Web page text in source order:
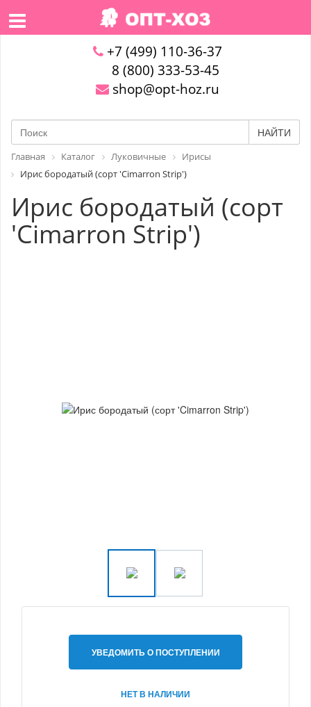
+7 (499) 110-36-37
8 (800) 333-53-45
shop@opt-hoz.ru
НАЙТИ
Главная Каталог Луковичные
Ирисы
Ирис бородатый (сорт 'Cimarron Strip')
Ирис бородатый (сорт
'Cimarron Strip')
УВЕДОМИТЬ О ПОСТУПЛЕНИИ
НЕТ В НАЛИЧИИ